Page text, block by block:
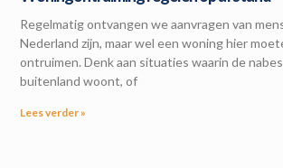
Regelmatig ontvangen we aanvragen van
Nederland zijn, maar wel een woning hier
ontruimen. Denk aan situaties waarin de
buitenland woont, of
Lees verder »